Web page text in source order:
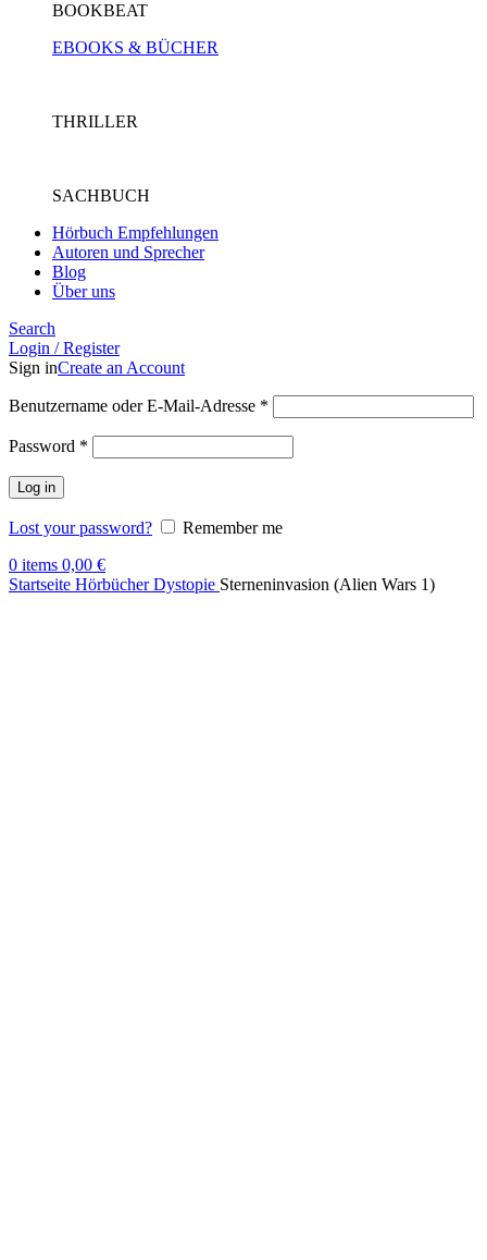
BOOKBEAT
EBOOKS & BÜCHER
THRILLER
SACHBUCH
Hörbuch Empfehlungen
Autoren und Sprecher
Blog
Über uns
Search
Login / Register
Sign inCreate an Account
Benutzername oder E-Mail-Adresse *
Password *
Log in
Lost your password?
Remember me
0 items 0,00 €
Startseite HörbücherDystopie Sterneninvasion (Alien Wars 1)